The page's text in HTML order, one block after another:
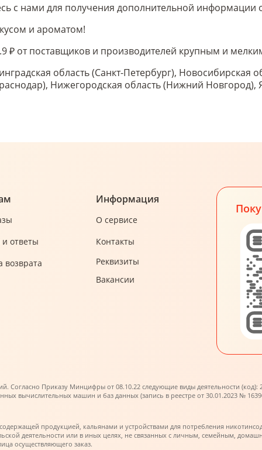
с нами для получения дополнительной информации
и ароматом!
от поставщиков и производителей крупным и
область (Санкт-Петербург), Новосибирская
Нижегородская область (Нижний Новгород),
ответы
возврата
Информация
О сервисе
Контакты
Реквизиты
Вакансии
Согласно Приказу Минцифры от 08.10.22 следующие виды деятельности (код):
вычислительных машин и баз данных (запись в реестре от 30.01.2023 №
продукцией, кальянами и устройствами для потребления
деятельности или в иных целях, не связанных с личным, семейным,
осуществляющего заказ.